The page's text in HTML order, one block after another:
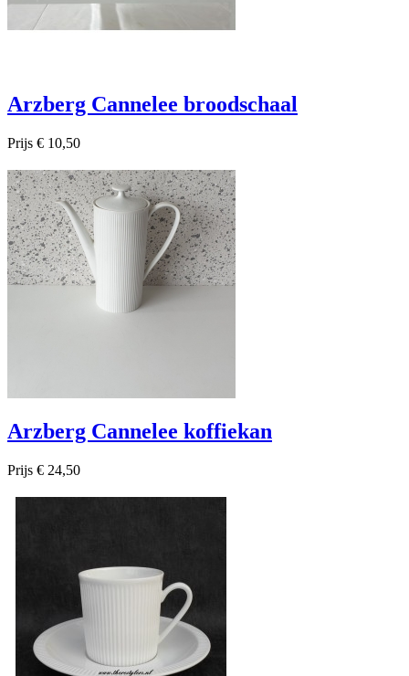
Arzberg Cannelee broodschaal
Prijs € 10,50
Snel bekijken
Arzberg Cannelee koffiekan
Prijs € 24,50